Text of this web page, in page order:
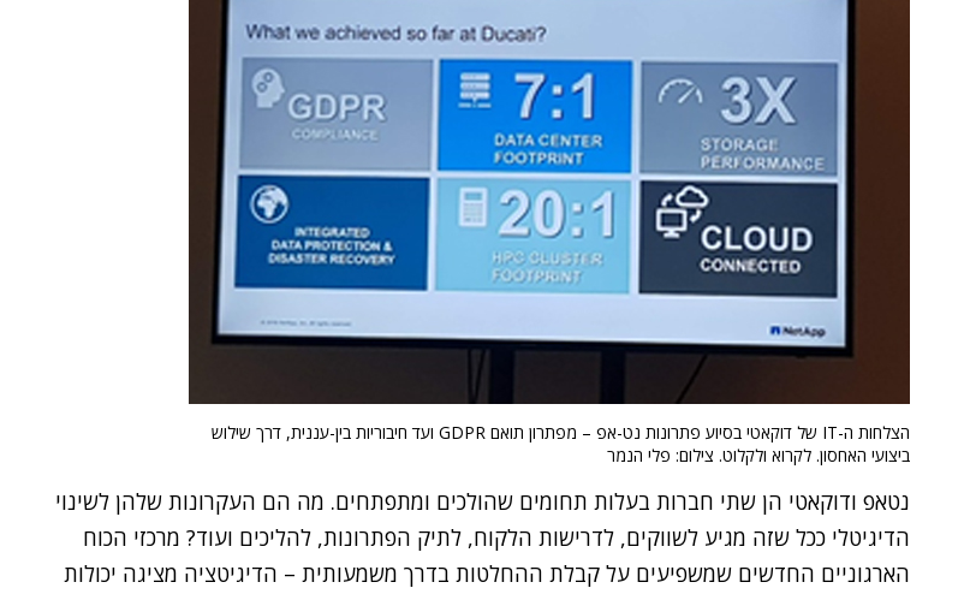
הצלחות ה-IT של דוקאטי בסיוע פתרונות נט-אפ – מפתרון תואם GDPR ועד חיבוריות בין-עננית, דרך שילוש
ביצועי האחסון. לקרוא ולקלוט. צילום: פלי הנמר
נטאפ ודוקאטי הן שתי חברות בעלות תחומים שהולכים ומתפתחים. מה הם העקרונות שלהן לשינוי
הדיגיטלי ככל שזה מגיע לשווקים, לדרישות הלקוח, לתיק הפתרונות, להליכים ועוד? מרכזי הכוח
הארגוניים החדשים שמשפיעים על קבלת ההחלטות בדרך משמעותית – הדיגיטציה מציגה יכולות